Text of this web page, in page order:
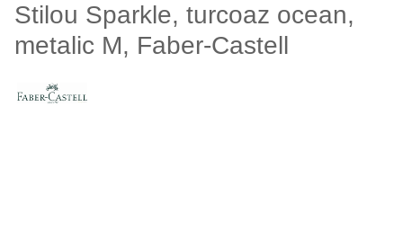
Stilou Sparkle, turcoaz ocean,
metalic M, Faber-Castell